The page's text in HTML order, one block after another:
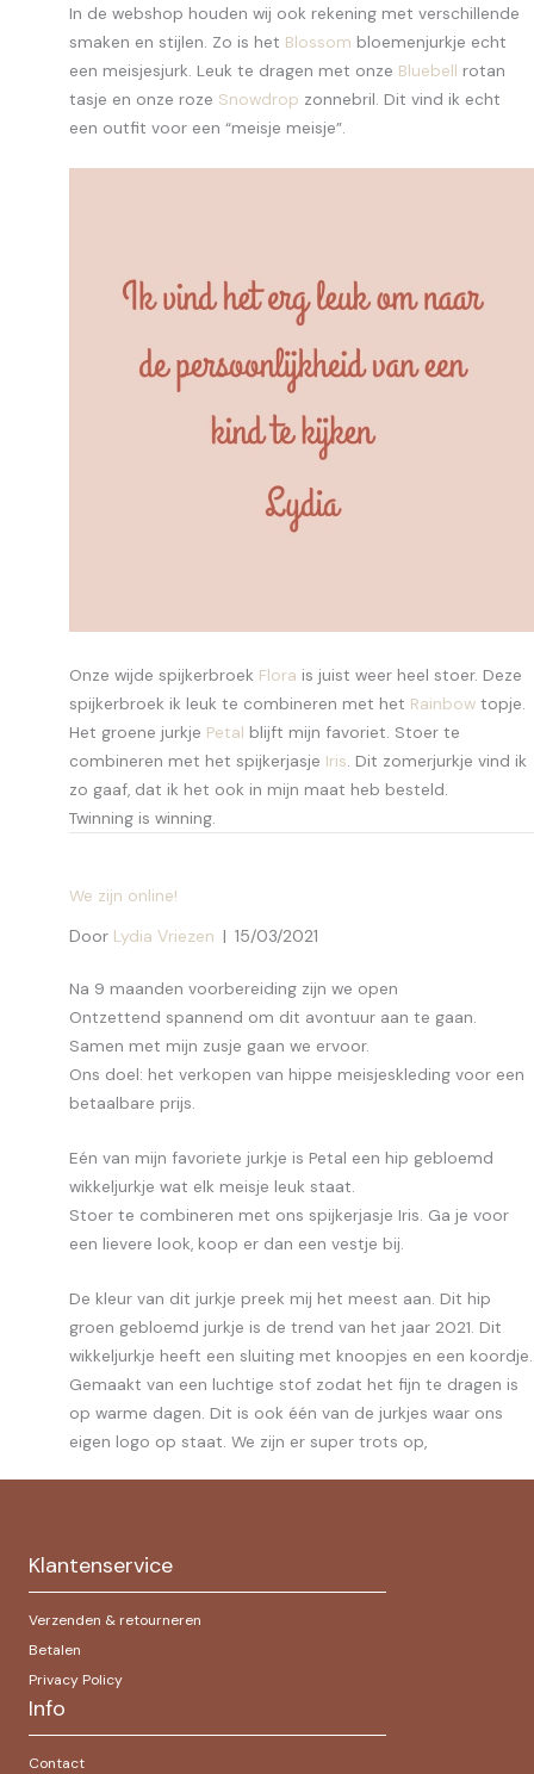
In de webshop houden wij ook rekening met verschillende
smaken en stijlen. Zo is het Blossom bloemenjurkje echt
een meisjesjurk. Leuk te dragen met onze Bluebell rotan
tasje en onze roze Snowdrop zonnebril. Dit vind ik echt
een outfit voor een “meisje meisje”.
Onze wijde spijkerbroek Flora is juist weer heel stoer. Deze
spijkerbroek ik leuk te combineren met het Rainbow topje.
Het groene jurkje Petal blijft mijn favoriet. Stoer te
combineren met het spijkerjasje Iris. Dit zomerjurkje vind ik
zo gaaf, dat ik het ook in mijn maat heb besteld.
Twinning is winning.
We zijn online!
Door Lydia Vriezen | 15/03/2021
Na 9 maanden voorbereiding zijn we open
Ontzettend spannend om dit avontuur aan te gaan.
Samen met mijn zusje gaan we ervoor.
Ons doel: het verkopen van hippe meisjeskleding voor een
betaalbare prijs.
Eén van mijn favoriete jurkje is Petal een hip gebloemd
wikkeljurkje wat elk meisje leuk staat.
Stoer te combineren met ons spijkerjasje Iris. Ga je voor
een lievere look, koop er dan een vestje bij.
De kleur van dit jurkje preek mij het meest aan. Dit hip
groen gebloemd jurkje is de trend van het jaar 2021. Dit
wikkeljurkje heeft een sluiting met knoopjes en een koordje.
Gemaakt van een luchtige stof zodat het fijn te dragen is
op warme dagen. Dit is ook één van de jurkjes waar ons
eigen logo op staat. We zijn er super trots op,
Klantenservice
Verzenden & retourneren
Betalen
Privacy Policy
Info
Contact